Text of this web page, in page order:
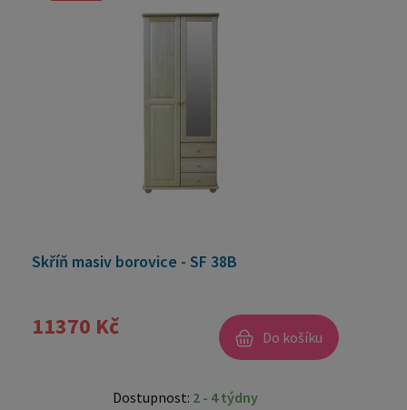
Skříň masiv borovice - SF 38B
11370 Kč Do košíku
Dostupnost: 2 - 4 týdny